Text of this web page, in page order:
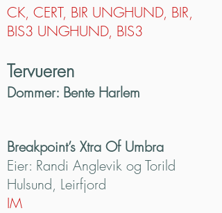
CK, CERT, BIR UNGHUND, BIR,
BIS3 UNGHUND, BIS3
Tervueren
Dommer: Bente Harlem
Breakpoint’s Xtra Of Umbra
Eier: Randi Anglevik og Torild
Hulsund, Leirfjord
IM